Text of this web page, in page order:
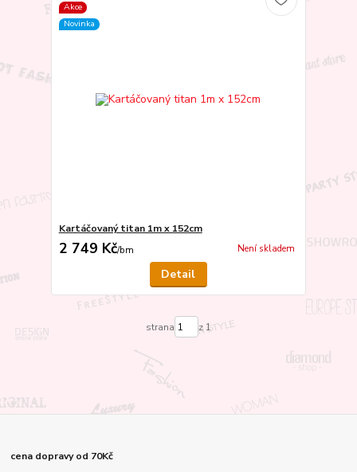
Akce
Novinka
Kartáčovaný titan 1m x 152cm
2 749 Kč/bm Není skladem
Detail
strana z 1
cena dopravy od 70Kč